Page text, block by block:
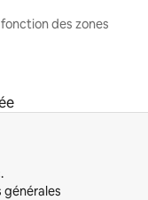
des zones
générales